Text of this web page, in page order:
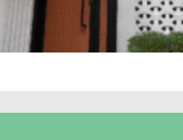
Nhà Phố 7 Tầng Chú Thắng Thanh